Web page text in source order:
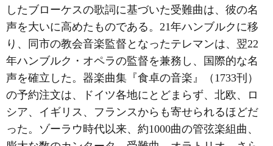
したブローケスの歌詞に基づいた受難曲は、彼の名
声を大いに高めたものである。21年ハンブルクに移
り、同市の教会音楽監督となったテレマンは、翌22
年ハンブルク・オペラの監督を兼務し、国際的な名
声を確立した。器楽曲集『食卓の音楽』（1733刊）
の予約注文は、ドイツ各地にとどまらず、北欧、ロ
シア、イギリス、フランスからも寄せられるほどだ
った。ゾーラウ時代以来、約1000曲の管弦楽組曲、